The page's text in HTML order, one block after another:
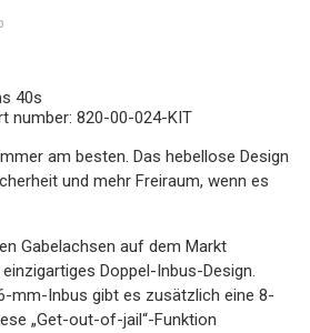
40s
number: 820-00-024-KIT
am besten. Das hebellose Design
und mehr Freiraum, wenn es
Gabelachsen auf dem Markt
Doppel-Inbus-Design.
mm-Inbus gibt es zusätzlich eine 8-
„Get-out-of-jail“-Funktion